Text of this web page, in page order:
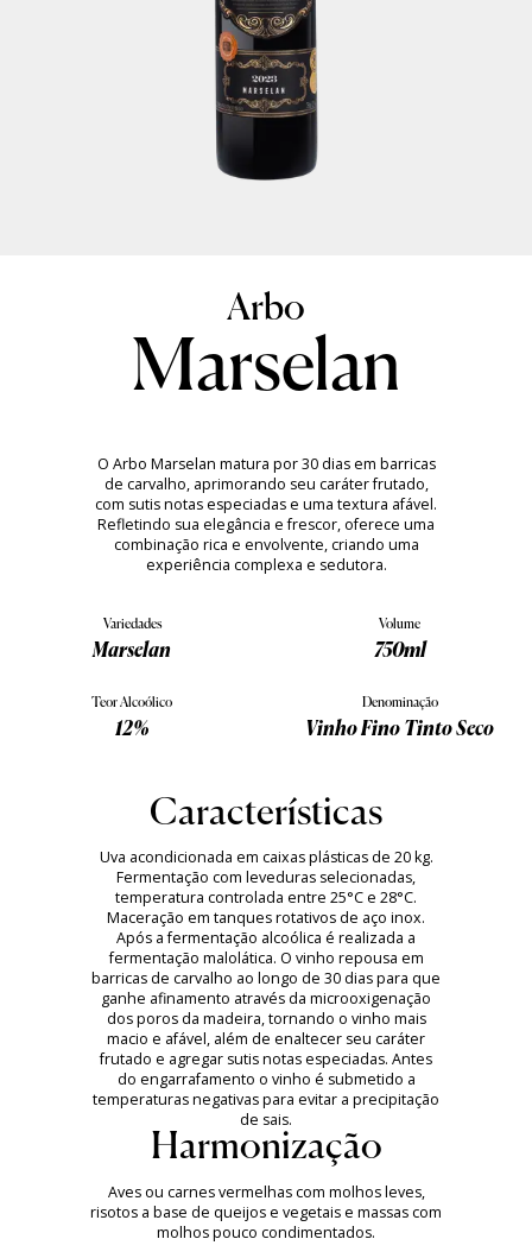
Marselan
O Arbo Marselan matura por 30 dias em barricas
de carvalho, aprimorando seu caráter frutado,
com sutis notas especiadas e uma textura afável.
Refletindo sua elegância e frescor, oferece uma
combinação rica e envolvente, criando uma
experiência complexa e sedutora.
Variedades
Marselan
Volume
750ml
Teor Alcoólico
12%
Denominação
Vinho Fino Tinto Seco
Características
Uva acondicionada em caixas plásticas de 20 kg.
Fermentação com leveduras selecionadas,
temperatura controlada entre 25°C e 28°C.
Maceração em tanques rotativos de aço inox.
Após a fermentação alcoólica é realizada a
fermentação malolática. O vinho repousa em
barricas de carvalho ao longo de 30 dias para que
ganhe afinamento através da microoxigenação
dos poros da madeira, tornando o vinho mais
macio e afável, além de enaltecer seu caráter
frutado e agregar sutis notas especiadas. Antes
do engarrafamento o vinho é submetido a
temperaturas negativas para evitar a precipitação
de sais.
Harmonização
Aves ou carnes vermelhas com molhos leves,
risotos a base de queijos e vegetais e massas com
molhos pouco condimentados.